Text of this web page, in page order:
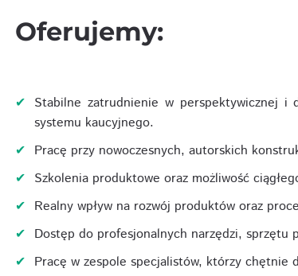
Oferujemy:
Stabilne zatrudnienie w perspektywicznej i
systemu kaucyjnego.
Pracę przy nowoczesnych, autorskich
Szkolenia produktowe oraz możliwość
Realny wpływ na rozwój produktów oraz
Dostęp do profesjonalnych narzędzi, sprzętu
Pracę w zespole specjalistów, którzy chętnie